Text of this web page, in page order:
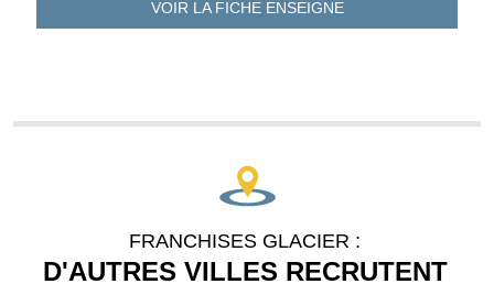
VOIR LA FICHEENSEIGNE
FRANCHISES GLACIER :
D'AUTRES VILLES RECRUTENT